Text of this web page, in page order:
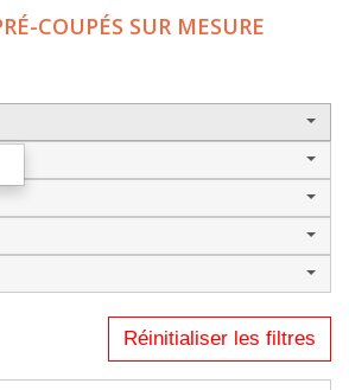
COUPÉS SUR MESURE
Réinitialiser les filtres